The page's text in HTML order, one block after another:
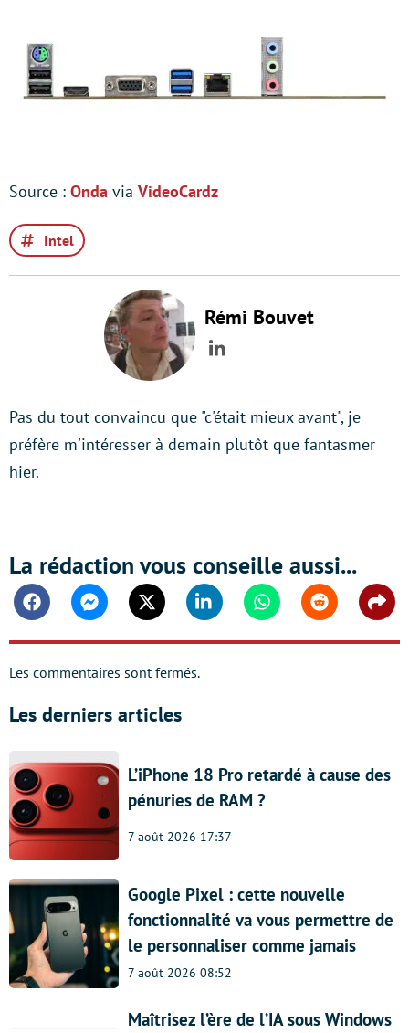
Source : Onda via VideoCardz
Intel
Rémi Bouvet
LinkedIn
Pas du tout convaincu que "c'était mieux avant", je
préfère m'intéresser à demain plutôt que fantasmer
hier.
La rédaction vous conseille aussi...
FacebookMessengerTwitter Linkedin WhatsappReddit
Les commentaires sont fermés.
Les derniers articles
L’iPhone 18 Pro retardé à cause des
pénuries de RAM ?
7 août 2026 17:37
Google Pixel : cette nouvelle
fonctionnalité va vous permettre de
le personnaliser comme jamais
7 août 2026 08:52
Maîtrisez l’ère de l’IA sous Windows